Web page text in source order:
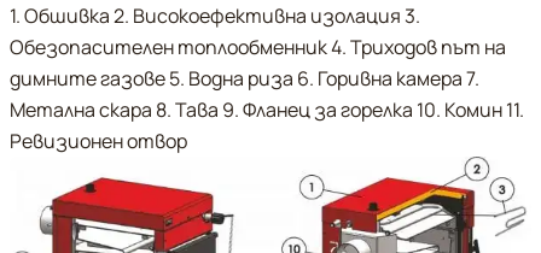
1. Обшивка 2. Високоефективна изолация 3.
Обезопасителен топлообменник 4. Триходов път на
димните газове 5. Водна риза 6. Горивна камера 7.
Метална скара 8. Тава 9. Фланец за горелка 10. Комин 11.
Ревизионен отвор